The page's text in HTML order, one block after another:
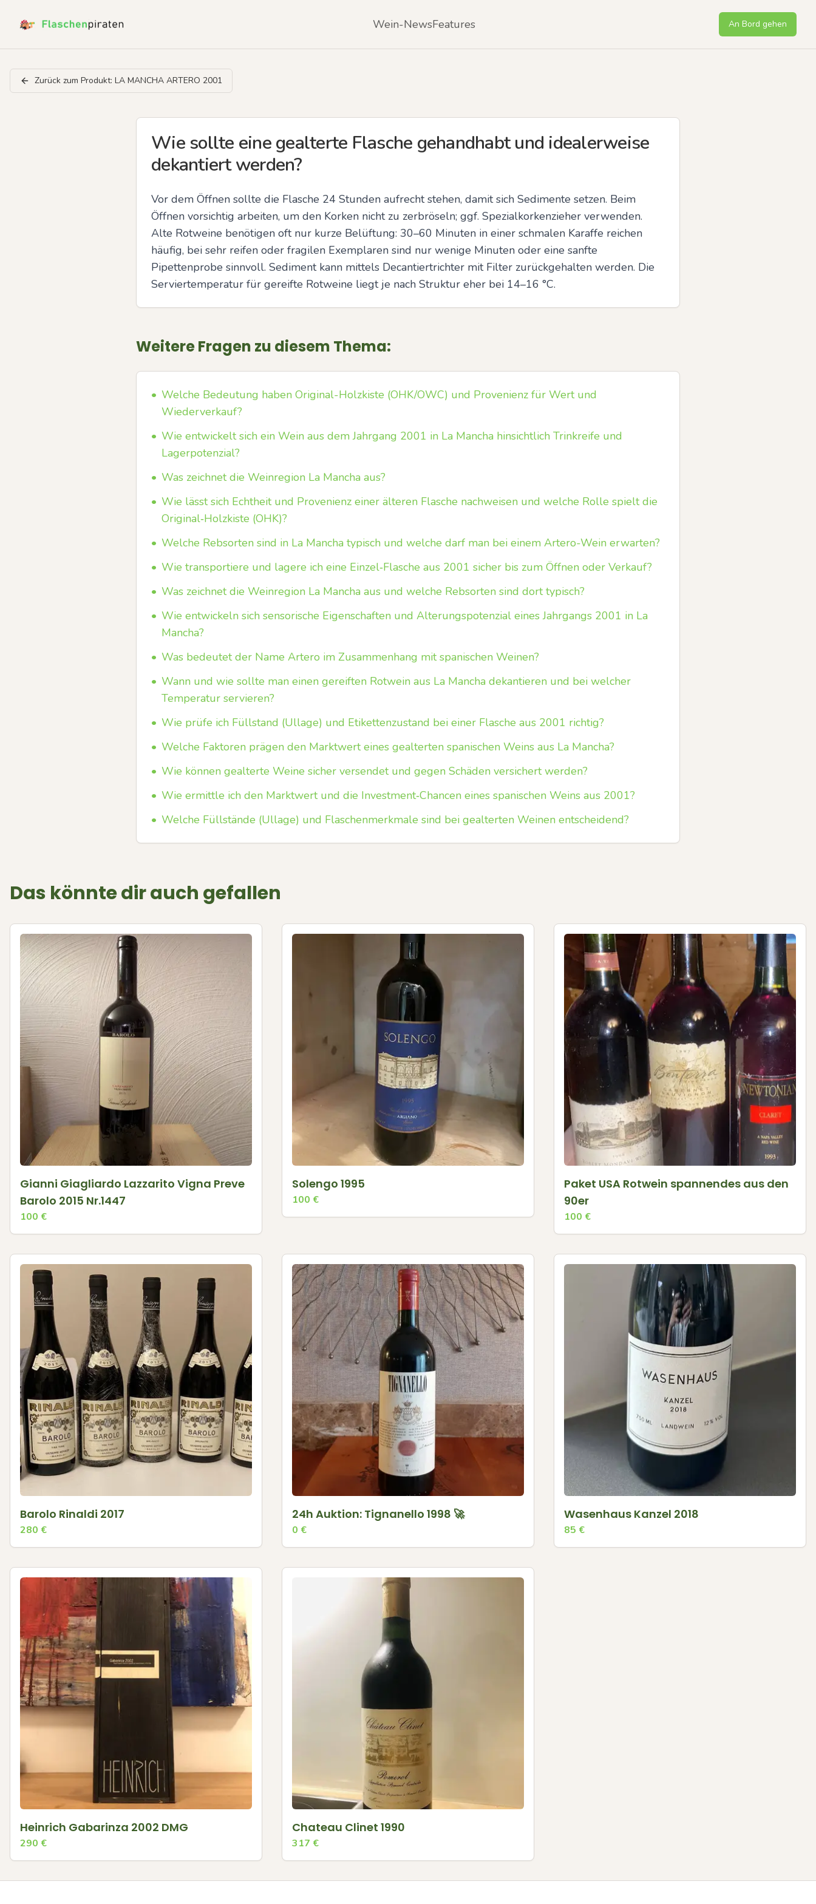
Wein-NewsFeatures An Bord gehen
Zurück zum Produkt: LA MANCHA ARTERO 2001
Wie sollte eine gealterte Flasche gehandhabt und idealerweise
dekantiert werden?
Vor dem Öffnen sollte die Flasche 24 Stunden aufrecht stehen, damit sich Sedimente setzen. Beim
Öffnen vorsichtig arbeiten, um den Korken nicht zu zerbröseln; ggf. Spezialkorkenzieher verwenden.
Alte Rotweine benötigen oft nur kurze Belüftung: 30–60 Minuten in einer schmalen Karaffe reichen
häufig, bei sehr reifen oder fragilen Exemplaren sind nur wenige Minuten oder eine sanfte
Pipettenprobe sinnvoll. Sediment kann mittels Decantiertrichter mit Filter zurückgehalten werden. Die
Serviertemperatur für gereifte Rotweine liegt je nach Struktur eher bei 14–16 °C.
Weitere Fragen zu diesem Thema:
• Welche Bedeutung haben Original-Holzkiste (OHK/OWC) und Provenienz für Wert und
Wiederverkauf?
• Wie entwickelt sich ein Wein aus dem Jahrgang 2001 in La Mancha hinsichtlich Trinkreife und
Lagerpotenzial?
• Was zeichnet die Weinregion La Mancha aus?
• Wie lässt sich Echtheit und Provenienz einer älteren Flasche nachweisen und welche Rolle spielt die
Original‑Holzkiste (OHK)?
• Welche Rebsorten sind in La Mancha typisch und welche darf man bei einem Artero-Wein erwarten?
• Wie transportiere und lagere ich eine Einzel‑Flasche aus 2001 sicher bis zum Öffnen oder Verkauf?
• Was zeichnet die Weinregion La Mancha aus und welche Rebsorten sind dort typisch?
• Wie entwickeln sich sensorische Eigenschaften und Alterungspotenzial eines Jahrgangs 2001 in La
Mancha?
• Was bedeutet der Name Artero im Zusammenhang mit spanischen Weinen?
• Wann und wie sollte man einen gereiften Rotwein aus La Mancha dekantieren und bei welcher
Temperatur servieren?
• Wie prüfe ich Füllstand (Ullage) und Etikettenzustand bei einer Flasche aus 2001 richtig?
• Welche Faktoren prägen den Marktwert eines gealterten spanischen Weins aus La Mancha?
• Wie können gealterte Weine sicher versendet und gegen Schäden versichert werden?
• Wie ermittle ich den Marktwert und die Investment‑Chancen eines spanischen Weins aus 2001?
• Welche Füllstände (Ullage) und Flaschenmerkmale sind bei gealterten Weinen entscheidend?
Das könnte dir auch gefallen
Gianni Giagliardo Lazzarito Vigna Preve
Barolo 2015 Nr.1447
100 €
Solengo 1995
100 €
Paket USA Rotwein spannendes aus den
90er
100 €
Barolo Rinaldi 2017
280 €
24h Auktion: Tignanello 1998 🚀
0 €
Wasenhaus Kanzel 2018
85 €
Heinrich Gabarinza 2002 DMG
290 €
Chateau Clinet 1990
317 €